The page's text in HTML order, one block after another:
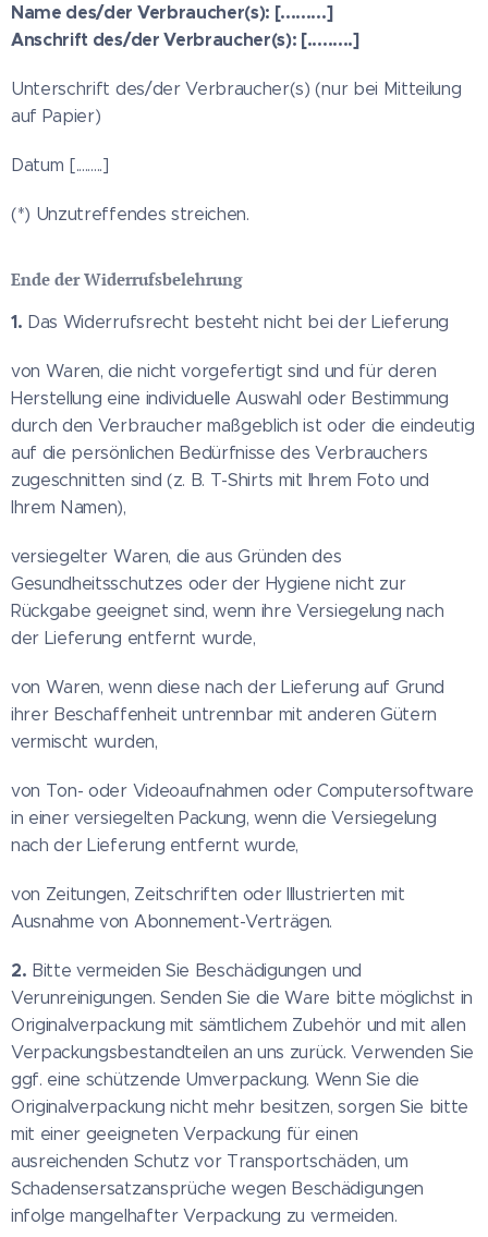
Name des/der Verbraucher(s): [.........]
Anschrift des/der Verbraucher(s): [.........]
Unterschrift des/der Verbraucher(s) (nur bei Mitteilung
auf Papier)
Datum [.........]
(*) Unzutreffendes streichen.
Ende der Widerrufsbelehrung
1. Das Widerrufsrecht besteht nicht bei der Lieferung
von Waren, die nicht vorgefertigt sind und für deren
Herstellung eine individuelle Auswahl oder Bestimmung
durch den Verbraucher maßgeblich ist oder die eindeutig
auf die persönlichen Bedürfnisse des Verbrauchers
zugeschnitten sind (z. B. T-Shirts mit Ihrem Foto und
Ihrem Namen),
versiegelter Waren, die aus Gründen des
Gesundheitsschutzes oder der Hygiene nicht zur
Rückgabe geeignet sind, wenn ihre Versiegelung nach
der Lieferung entfernt wurde,
von Waren, wenn diese nach der Lieferung auf Grund
ihrer Beschaffenheit untrennbar mit anderen Gütern
vermischt wurden,
von Ton- oder Videoaufnahmen oder Computersoftware
in einer versiegelten Packung, wenn die Versiegelung
nach der Lieferung entfernt wurde,
von Zeitungen, Zeitschriften oder Illustrierten mit
Ausnahme von Abonnement-Verträgen.
2. Bitte vermeiden Sie Beschädigungen und
Verunreinigungen. Senden Sie die Ware bitte möglichst in
Originalverpackung mit sämtlichem Zubehör und mit allen
Verpackungsbestandteilen an uns zurück. Verwenden Sie
ggf. eine schützende Umverpackung. Wenn Sie die
Originalverpackung nicht mehr besitzen, sorgen Sie bitte
mit einer geeigneten Verpackung für einen
ausreichenden Schutz vor Transportschäden, um
Schadensersatzansprüche wegen Beschädigungen
infolge mangelhafter Verpackung zu vermeiden.